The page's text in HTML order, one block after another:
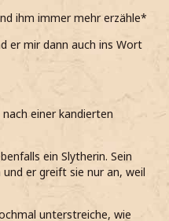
ihm immer mehr erzähle*
er mir dann auch ins Wort
einer kandierten
ein Slytherin. Sein
er greift sie nur an, weil
unterstreiche, wie